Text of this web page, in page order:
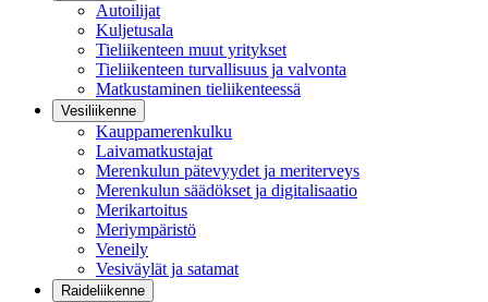
Autoilijat
Kuljetusala
Tieliikenteen muut yritykset
Tieliikenteen turvallisuus ja valvonta
Matkustaminen tieliikenteessä
Vesiliikenne
Kauppamerenkulku
Laivamatkustajat
Merenkulun pätevyydet ja meriterveys
Merenkulun säädökset ja digitalisaatio
Merikartoitus
Meriympäristö
Veneily
Vesiväylät ja satamat
Raideliikenne